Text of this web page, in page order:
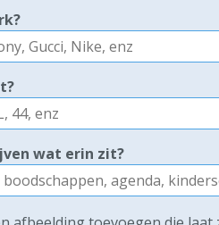
wat erin zit?